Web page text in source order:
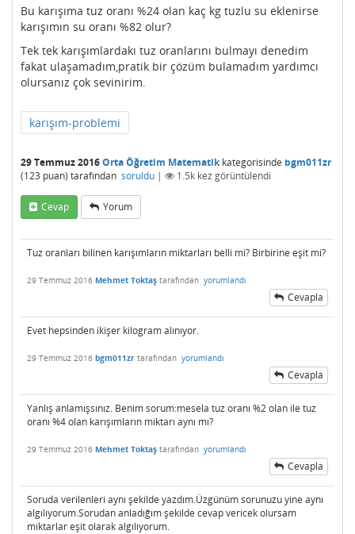
Bu karışıma tuz oranı %24 olan kaç kg tuzlu su eklenirse
karışımın su oranı %82 olur?
Tek tek karışımlardakı tuz oranlarını bulmayı denedim
fakat ulaşamadım,pratik bir çözüm bulamadım yardımcı
olursanız çok sevinirim.
karışım-problemi
29 Temmuz 2016Orta Öğretim Matematikkategorisinde bgm011zr
(123 puan) tarafından soruldu | 1.5k kez görüntülendi
Cevap Yorum
Tuz oranları bilinen karışımların miktarları belli mi? Birbirine eşit mi?
29 Temmuz 2016 Mehmet Toktaş tarafından yorumlandı
Cevapla
Evet hepsinden ikişer kilogram alınıyor.
29 Temmuz 2016 bgm011zr tarafından yorumlandı
Cevapla
Yanlış anlamışsınız. Benim sorum:mesela tuz oranı %2 olan ile tuz
oranı %4 olan karışımların miktarı aynı mı?
29 Temmuz 2016 Mehmet Toktaş tarafından yorumlandı
Cevapla
Soruda verilenleri aynı şekilde yazdım.Üzgünüm sorunuzu yine aynı
algılıyorum.Sorudan anladığım şekilde cevap vericek olursam
miktarlar eşit olarak algılıyorum.